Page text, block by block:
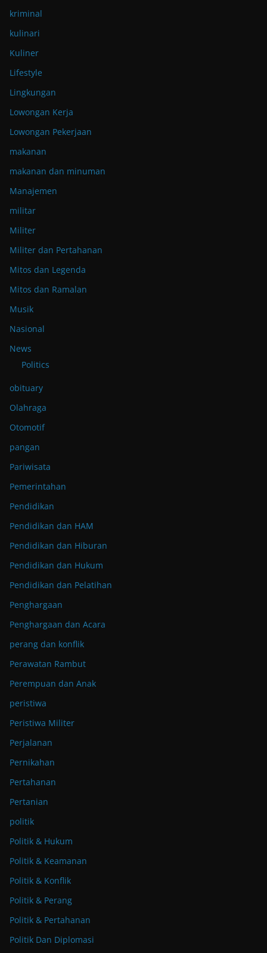
kriminal
kulinari
Kuliner
Lifestyle
Lingkungan
Lowongan Kerja
Lowongan Pekerjaan
makanan
makanan dan minuman
Manajemen
militar
Militer
Militer dan Pertahanan
Mitos dan Legenda
Mitos dan Ramalan
Musik
Nasional
News
Politics
obituary
Olahraga
Otomotif
pangan
Pariwisata
Pemerintahan
Pendidikan
Pendidikan dan HAM
Pendidikan dan Hiburan
Pendidikan dan Hukum
Pendidikan dan Pelatihan
Penghargaan
Penghargaan dan Acara
perang dan konflik
Perawatan Rambut
Perempuan dan Anak
peristiwa
Peristiwa Militer
Perjalanan
Pernikahan
Pertahanan
Pertanian
politik
Politik & Hukum
Politik & Keamanan
Politik & Konflik
Politik & Perang
Politik & Pertahanan
Politik Dan Diplomasi